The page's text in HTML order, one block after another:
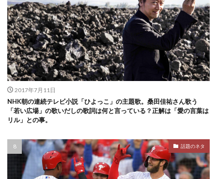
2017年7月11日
NHK朝の連続テレビ小説「ひよっこ」の主題歌。桑田佳祐さん歌う
「若い広場」の歌いだしの歌詞は何と言っている？正解は「愛の言葉は
リル」との事。
話題のネタ